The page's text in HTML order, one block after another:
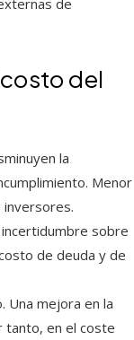
de
del
la
Menor
sobre
de deuda y de
Una mejora en la
tanto, en el coste